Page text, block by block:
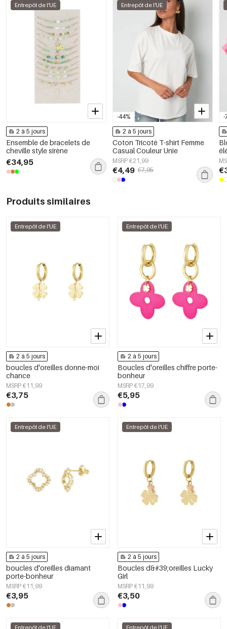
Entrepôt de l'UE
2 à 5 jours
Ensemble de bracelets de
cheville style sirène
€34,95
-44%
Entrepôt de l'UE
2 à 5 jours
Coton Tricoté T-shirt Femme
Casual Couleur Unie
MSRP €21,99
€4,49 €7,95
-
Produits similaires
Entrepôt de l'UE
2 à 5 jours
boucles d'oreilles donne-moi
chance
MSRP €11,99
€3,75
Entrepôt de l'UE
2 à 5 jours
Boucles d'oreilles chiffre porte-
bonheur
MSRP €17,99
€5,95
Entrepôt de l'UE
2 à 5 jours
boucles d'oreilles diamant
porte-bonheur
MSRP €11,99
€3,95
Entrepôt de l'UE
2 à 5 jours
Boucles d&#39;oreilles Lucky
Girl
MSRP €11,99
€3,50
Entrepôt de l'UE Entrepôt de l'UE